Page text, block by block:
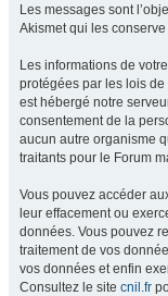
Les messages sont
Akismet qui les
Les informations de
protégées par les lois
est hébergé notre
consentement de la
aucun autre organisme
traitants pour le Forum
Vous pouvez accéder
leur effacement ou
données. Vous pouvez
traitement de vos
vos données et enfin
Consultez le site cnil.fr